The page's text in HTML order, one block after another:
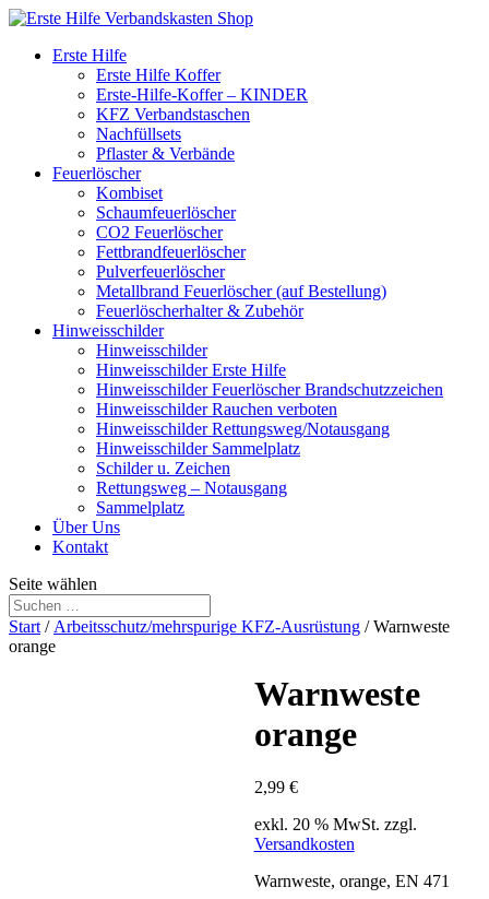
Erste Hilfe
Erste Hilfe Koffer
Erste-Hilfe-Koffer – KINDER
KFZ Verbandstaschen
Nachfüllsets
Pflaster & Verbände
Feuerlöscher
Kombiset
Schaumfeuerlöscher
CO2 Feuerlöscher
Fettbrandfeuerlöscher
Pulverfeuerlöscher
Metallbrand Feuerlöscher (auf Bestellung)
Feuerlöscherhalter & Zubehör
Hinweisschilder
Hinweisschilder
Hinweisschilder Erste Hilfe
Hinweisschilder Feuerlöscher Brandschutzzeichen
Hinweisschilder Rauchen verboten
Hinweisschilder Rettungsweg/Notausgang
Hinweisschilder Sammelplatz
Schilder u. Zeichen
Rettungsweg – Notausgang
Sammelplatz
Über Uns
Kontakt
Seite wählen
Start / Arbeitsschutz/mehrspurige KFZ-Ausrüstung / Warnweste
orange
Warnweste
orange
2,99 €
exkl. 20 % MwSt. zzgl.
Versandkosten
Warnweste, orange, EN 471